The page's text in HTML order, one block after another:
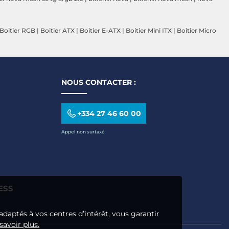
Boitier RGB | Boitier ATX | Boitier E-ATX | Boitier Mini ITX | Boitier Micro
NOUS CONTACTER :
+334 27 46 60 00
Appel non surtaxé
à vos centres d’intérêt, vous garantir
plus.